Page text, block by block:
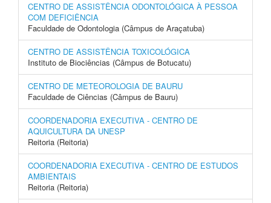
CENTRO DE ASSISTÊNCIA ODONTOLÓGICA À PESSOA
COM DEFICIÊNCIA
Faculdade de Odontologia (Câmpus de Araçatuba)
CENTRO DE ASSISTÊNCIA TOXICOLÓGICA
Instituto de Biociências (Câmpus de Botucatu)
CENTRO DE METEOROLOGIA DE BAURU
Faculdade de Ciências (Câmpus de Bauru)
COORDENADORIA EXECUTIVA - CENTRO DE
AQUICULTURA DA UNESP
Reitoria (Reitoria)
COORDENADORIA EXECUTIVA - CENTRO DE ESTUDOS
AMBIENTAIS
Reitoria (Reitoria)